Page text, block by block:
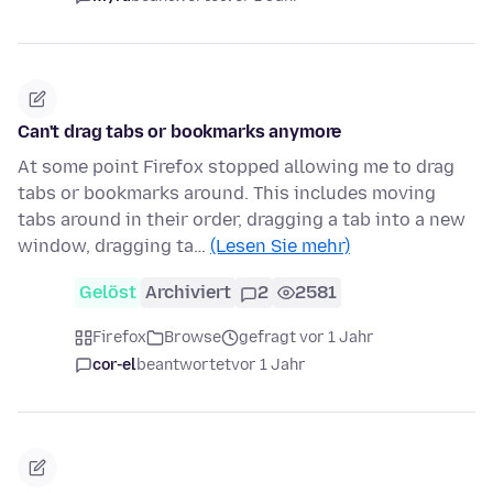
Can't drag tabs or bookmarks anymore
At some point Firefox stopped allowing me to drag
tabs or bookmarks around. This includes moving
tabs around in their order, dragging a tab into a new
window, dragging ta… (Lesen Sie mehr)
Gelöst Archiviert 2 2581
Firefox Browse
gefragt vor 1 Jahr
cor-elbeantwortetvor 1 Jahr